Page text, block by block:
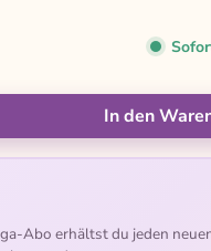
Wert
In den
Abo erhältst du jeden